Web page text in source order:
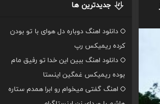
جدیدترین ها
دانلود اهنگ دوباره دل هوای با تو بودن
کرده ریمیکس رپ
دانلود اهنگ ببین این خدا تو رفیق مام
بوده ریمیکس غمگین اینستا
اهنگ گفتی میخوام رو ابرا همدم ستاره